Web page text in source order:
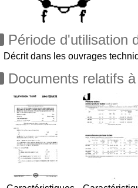
Période d'utilisation
Décrit dans les ouvrages
Documents relatifs